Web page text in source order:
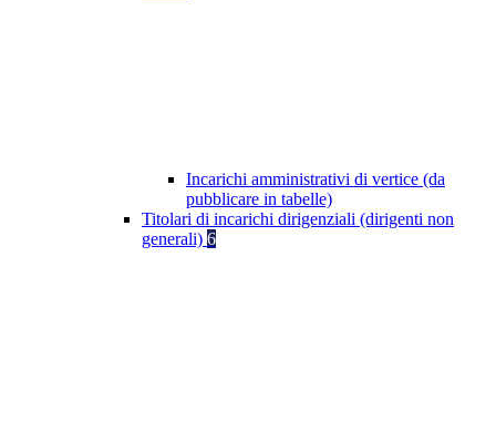
Incarichi amministrativi di vertice (da
pubblicare in tabelle)
Titolari di incarichi dirigenziali (dirigenti non
generali) 6